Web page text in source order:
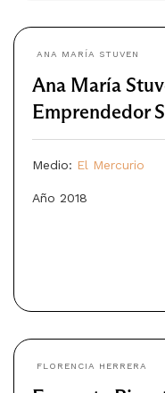
ANA MARÍA STUVEN
Ana María
Emprendedor
Medio: El Mercurio
Año 2018
FLORENCIA HERRERA